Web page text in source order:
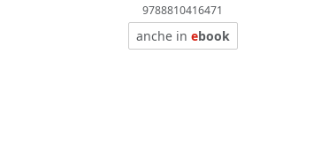
9788810416471
anche in ebook